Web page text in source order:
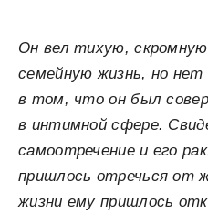
Он вел тихую,
семейную жизнь, но нет
в том, что он был
в интимной сфере.
самоотречение и его
пришлось отречься от
жизни ему пришлось